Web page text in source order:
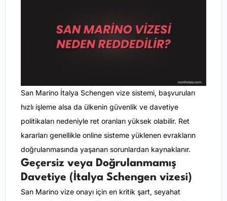
San Marino İtalya Schengen vize sistemi, başvuruları
hızlı işleme alsa da ülkenin güvenlik ve davetiye
politikaları nedeniyle ret oranları yüksek olabilir. Ret
kararları genellikle online sisteme yüklenen evrakların
doğrulanmasında yaşanan sorunlardan kaynaklanır.
Geçersiz veya Doğrulanmamış
Davetiye (İtalya Schengen vizesi)
San Marino vize onayı için en kritik şart, seyahat